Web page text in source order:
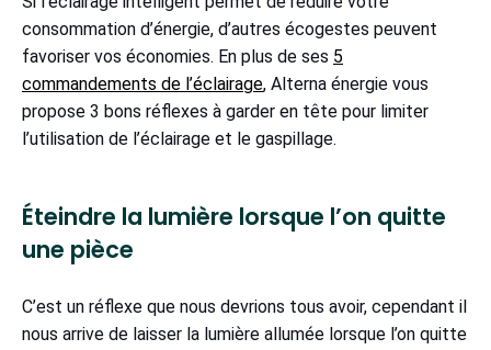
consommation d’énergie, d’autres écogestes peuvent
favoriser vos économies. En plus de ses 5
commandements de l’éclairage, Alterna énergie vous
propose 3 bons réflexes à garder en tête pour limiter
l’utilisation de l’éclairage et le gaspillage.
Éteindre la lumière lorsque l’on quitte
une pièce
C’est un réflexe que nous devrions tous avoir, cependant il
nous arrive de laisser la lumière allumée lorsque l’on quitte